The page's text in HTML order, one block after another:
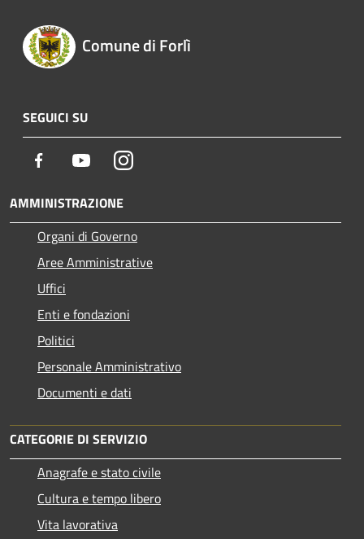
Comune di Forlì
SEGUICI SU
Facebook YoutubeInstagram
AMMINISTRAZIONE
Organi di Governo
Aree Amministrative
Uffici
Enti e fondazioni
Politici
Personale Amministrativo
Documenti e dati
CATEGORIE DI SERVIZIO
Anagrafe e stato civile
Cultura e tempo libero
Vita lavorativa